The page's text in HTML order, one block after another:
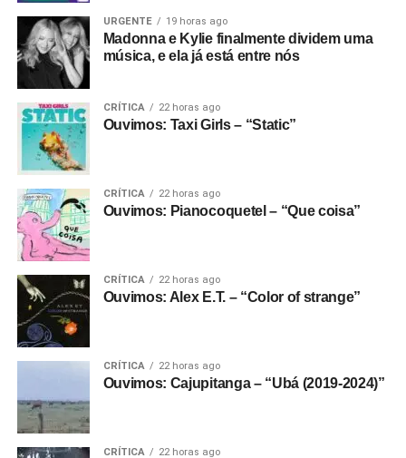
URGENTE 19 horas ago
Madonna e Kylie finalmente dividem uma
música, e ela já está entre nós
CRÍTICA 22 horas ago
Ouvimos: Taxi Girls – “Static”
CRÍTICA 22 horas ago
Ouvimos: Pianocoquetel – “Que coisa”
CRÍTICA 22 horas ago
Ouvimos: Alex E.T. – “Color of strange”
CRÍTICA 22 horas ago
Ouvimos: Cajupitanga – “Ubá (2019-2024)”
CRÍTICA 22 horas ago